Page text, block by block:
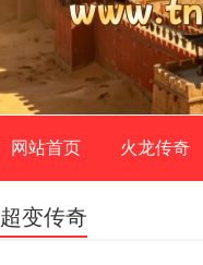
网站首页 火龙传奇
超变传奇